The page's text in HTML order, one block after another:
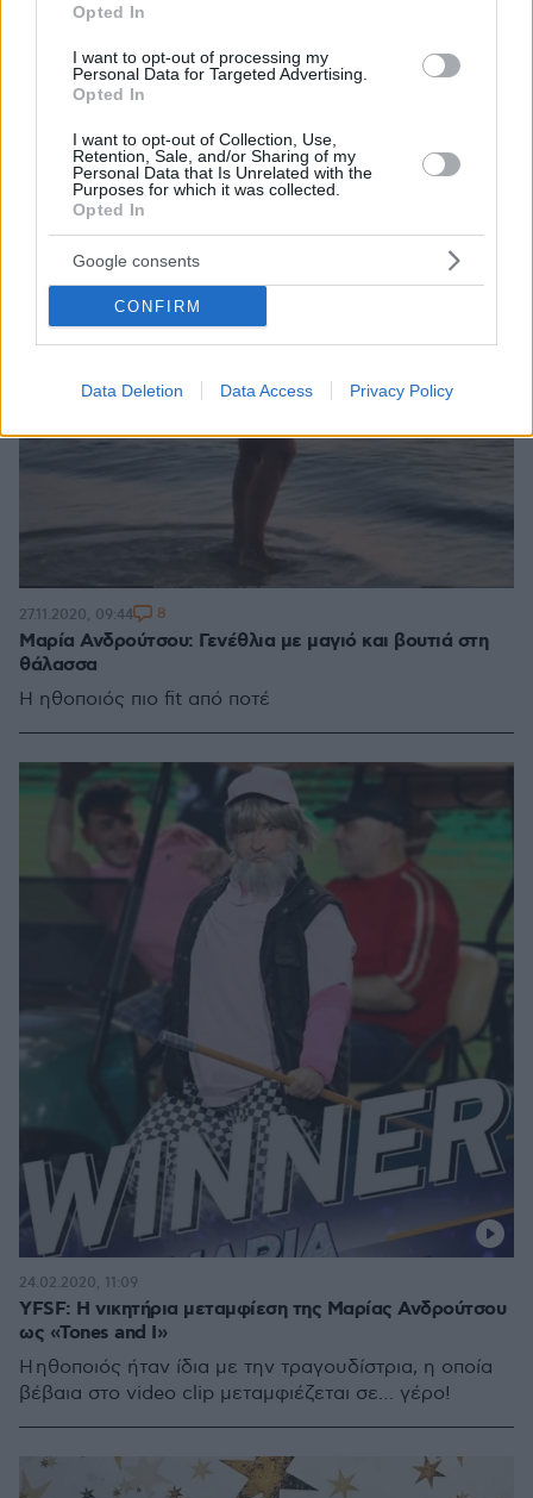
Opted In
I want to opt-out of processing my
Personal Data for Targeted Advertising.
Opted In
I want to opt-out of Collection, Use,
Retention, Sale, and/or Sharing of my
Personal Data that Is Unrelated with the
Purposes for which it was collected.
Opted In
Google consents
CONFIRM
Data Deletion Data Access Privacy Policy
Μαρία Ανδρούτσου: Γενέθλια με μαγιό και βουτιά στη
θάλασσα
Η ηθοποιός πιο fit από ποτέ
27.11.2020, 09:44 8
YFSF: Η νικητήρια μεταμφίεση της Μαρίας Ανδρούτσου
ως «Tones and I»
Η ηθοποιός ήταν ίδια με την τραγουδίστρια, η οποία
βέβαια στο video clip μεταμφιέζεται σε… γέρο!
24.02.2020, 11:09